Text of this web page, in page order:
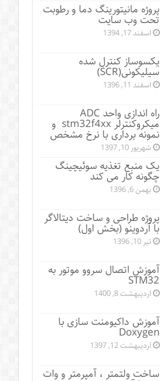
پروژه مانيتورينگ دما و رطوبت
تحت وب سایت
اسفند 17, 1394
یکسوساز کنترل شده
سیلیکونی(SCR)
اسفند 11, 1396
راه اندازی واحد ADC
میکروکنترلر stm32f4xx و
نمونه برداری با نرخ مشخص
شهریور 10, 1397
یک منبع تغذیه سوئیچینگ
چگونه کار می کند
بهمن 6, 1396
پروژه طراحی و ساخت دیتالاگر
با آردوینو (بخش اول)
تیر 10, 1396
آموزش اتصال سروو موتور به
STM32
اردیبهشت 8, 1400
آموزش داکیومنت سازی با
Doxygen
اردیبهشت 12, 1397
ساخت ولتمتر ، آمپرمتر و وات